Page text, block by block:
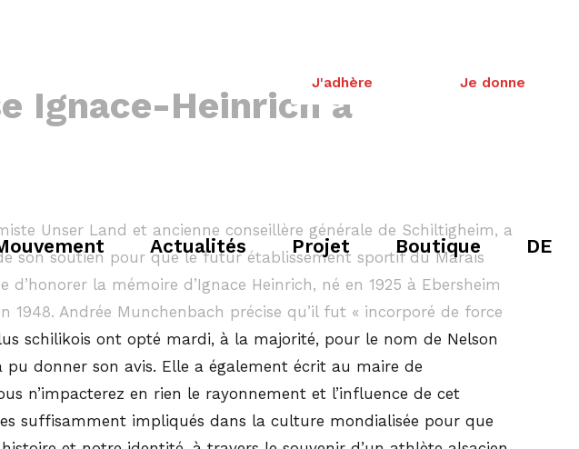
J'adhère Je donne
Actualités Projet Boutique DE
Ignace-Heinrich à
Unser Land et ancienne conseillère générale de Schiltigheim, a
son soutien pour que le futur établissement sportif du Marais
la mémoire d’Ignace Heinrich, né en 1925 à Ebersheim
Andrée Munchenbach précise qu’il fut « incorporé de force
schilikois ont opté mardi, à la majorité, pour le nom de Nelson
pu donner son avis. Elle a également écrit au maire de
n’impacterez en rien le rayonnement et l’influence de cet
suffisamment impliqués dans la culture mondialisée pour que